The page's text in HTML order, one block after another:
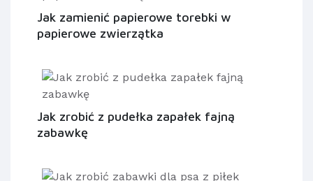
Jak zamienić papierowe torebki w
papierowe zwierzątka
Jak zrobić z pudełka zapałek fajną
zabawkę